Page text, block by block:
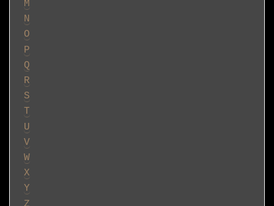
V
W
X
Y
Z
FOOTER
MENU
Impressum
Kontakt